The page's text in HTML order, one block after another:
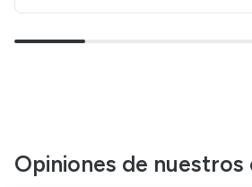
Opiniones de nuestros